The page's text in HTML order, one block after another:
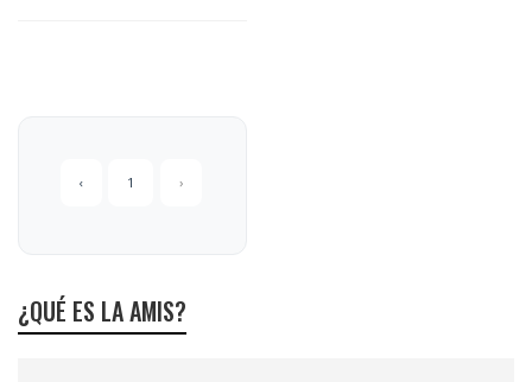
‹ 1 ›
¿QUÉ ES LA AMIS?